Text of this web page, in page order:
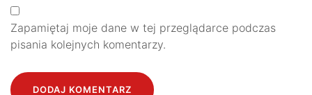
Zapamiętaj moje dane w tej przeglądarce podczas
pisania kolejnych komentarzy.